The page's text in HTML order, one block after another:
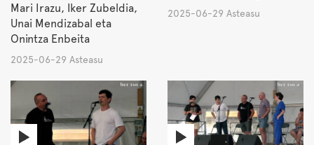
Mari Irazu, Iker Zubeldia,
Unai Mendizabal eta
Onintza Enbeita
2025-06-29 Asteasu
2025-06-29 Asteasu